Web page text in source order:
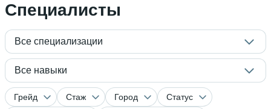
Специалисты
Все специализации
Все навыки
Грейд Стаж Город
Статус